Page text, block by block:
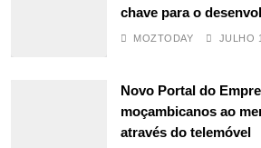
chave para o
MOZTODAY JULHO
Novo Portal do
moçambicanos ao
através do telemóvel